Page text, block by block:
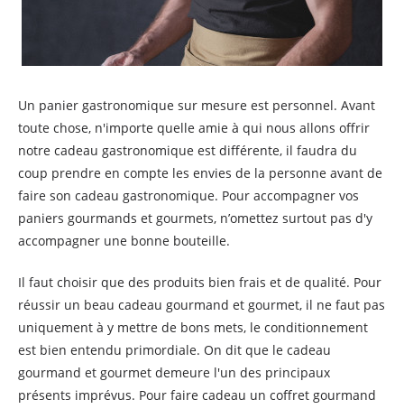
Un panier gastronomique sur mesure est personnel. Avant
toute chose, n'importe quelle amie à qui nous allons offrir
notre cadeau gastronomique est différente, il faudra du
coup prendre en compte les envies de la personne avant de
faire son cadeau gastronomique. Pour accompagner vos
paniers gourmands et gourmets, n’omettez surtout pas d'y
accompagner une bonne bouteille.
Il faut choisir que des produits bien frais et de qualité. Pour
réussir un beau cadeau gourmand et gourmet, il ne faut pas
uniquement à y mettre de bons mets, le conditionnement
est bien entendu primordiale. On dit que le cadeau
gourmand et gourmet demeure l'un des principaux
présents imprévus. Pour faire cadeau un coffret gourmand